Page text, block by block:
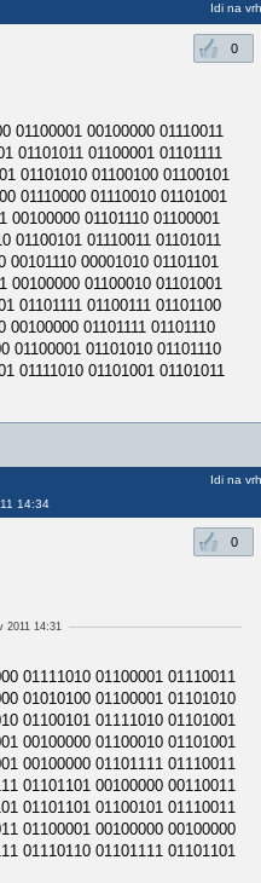
Idi na vrh
0
01100001 00100000 01110011
01101011 01100001 01101111
01101010 01100100 01100101
01110000 01110010 01101001
00100000 01101110 01100001
01100101 01110011 01101011
00101110 00001010 01101101
00100000 01100010 01101001
01101111 01100111 01101100
00100000 01101111 01101110
01100001 01101010 01101110
01111010 01101001 01101011
14:34
Idi na vrh
0
2011 14:31
01111010 01100001 01110011
01010100 01100001 01101010
01100101 01111010 01101001
00100000 01100010 01101001
00100000 01101111 01110011
01101101 00100000 00110011
01101101 01100101 01110011
01100001 00100000 00100000
01110110 01101111 01101101